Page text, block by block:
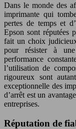
Dans le monde des
imprimante qui
pertes de temps et
Epson sont réputées
fait un choix
pour résister à
performance
l’utilisation de
rigoureux sont
exceptionnelle des
d’arrêt est un
entreprises.
Réputation de